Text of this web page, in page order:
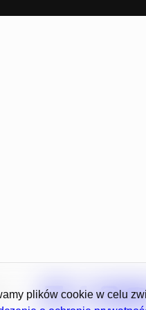
plików cookie w celu